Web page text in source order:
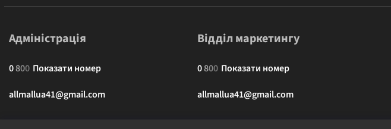
Адміністрація
0800 Показати номер
allmallua41@gmail.com
Відділ маркетингу
0800 Показати номер
allmallua41@gmail.com